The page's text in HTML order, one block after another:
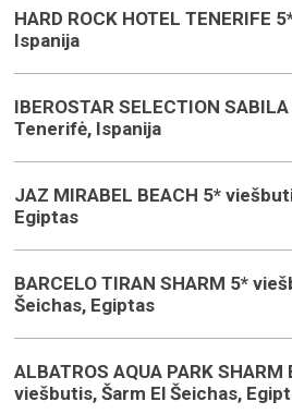
HARD ROCK HOTEL TENERIFE
Ispanija
IBEROSTAR SELECTION
Tenerifė, Ispanija
JAZ MIRABEL BEACH 5*
Egiptas
BARCELO TIRAN SHARM 5*
Šeichas, Egiptas
ALBATROS AQUA PARK SHARM
viešbutis, Šarm El Šeichas,